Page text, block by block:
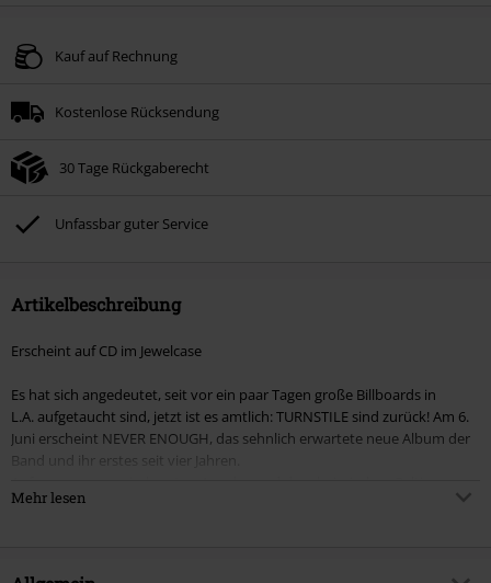
Kauf auf Rechnung
Kostenlose Rücksendung
30 Tage Rückgaberecht
Unfassbar guter Service
Artikelbeschreibung
Erscheint auf CD im Jewelcase
Es hat sich angedeutet, seit vor ein paar Tagen große Billboards in
L.A. aufgetaucht sind, jetzt ist es amtlich: TURNSTILE sind zurück! Am 6.
Juni erscheint NEVER ENOUGH, das sehnlich erwartete neue Album der
Band und ihr erstes seit vier Jahren.
wurde, wurde NEVER ENOUGH von TURNSTILE-Frontmann Brendan
Mehr lesen